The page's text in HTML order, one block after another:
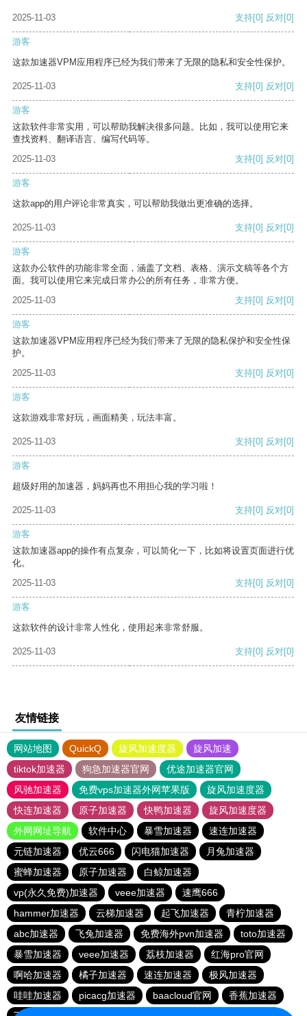
2025-11-03 支持[0] 反对[0]
游客
这款加速器VPM应用程序已经为我们带来了无限的隐私和安全性保护。
2025-11-03 支持[0] 反对[0]
游客
这款软件非常实用，可以帮助我解决很多问题。比如，我可以使用它来
查找资料、翻译语言、编写代码等。
2025-11-03
支持[0] 反对[0]
游客
这款app的用户评论非常真实，可以帮助我做出更准确的选择。
2025-11-03 支持[0] 反对[0]
游客
这款办公软件的功能非常全面，涵盖了文档、表格、演示文稿等各个方
面。我可以使用它来完成日常办公的所有任务，非常方便。
2025-11-03
支持[0] 反对[0]
游客
这款加速器VPM应用程序已经为我们带来了无限的隐私保护和安全性保
护。
2025-11-03
支持[0] 反对[0]
游客
这款游戏非常好玩，画面精美，玩法丰富。
2025-11-03 支持[0] 反对[0]
游客
超级好用的加速器，妈妈再也不用担心我的学习啦！
2025-11-03 支持[0] 反对[0]
游客
这款加速器app的操作有点复杂，可以简化一下，比如将设置页面进行优
化。
2025-11-03
支持[0] 反对[0]
游客
这款软件的设计非常人性化，使用起来非常舒服。
2025-11-03 支持[0] 反对[0]
友情链接
网站地图 QuickQ 旋风加速度器
旋风加速
tiktok加速器
狗急加速器官网
优途加速器官网
风驰加速器
免费vps加速器外网苹果版
旋风加速度器
快连加速器
原子加速器 快鸭加速器
旋风加速度器
外网网址导航
软件中心 暴雪加速器
速连加速器
元链加速器
优云666 闪电猫加速器
月兔加速器
蜜蜂加速器
原子加速器
白鲸加速器
vp(永久免费)加速器
veee加速器
速鹰666
hammer加速器
云梯加速器 起飞加速器
青柠加速器
abc加速器
飞兔加速器 免费海外pvn加速器
toto加速器
暴雪加速器
veee加速器 荔枝加速器
红海pro官网
啊哈加速器
橘子加速器 速连加速器
极风加速器
哇哇加速器
picacg加速器 baacloud官网
香蕉加速器